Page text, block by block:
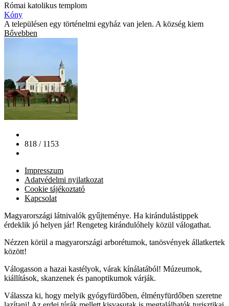
Római katolikus templom
Kóny
A településen egy történelmi egyház van jelen. A község kiem
Bővebben
818 / 1153
Impresszum
Adatvédelmi nyilatkozat
Cookie tájékoztató
Kapcsolat
Magyarországi látnivalók gyűjteménye. Ha kirándulástippek
érdeklik jó helyen jár! Rengeteg kirándulóhely közül válogathat.
Nézzen körül a magyarországi arborétumok, tanösvények állatkertek
között!
Válogasson a hazai kastélyok, várak kínálatából! Múzeumok,
kiállítások, skanzenek és panoptikumok várják.
Válassza ki, hogy melyik gyógyfürdőben, élményfürdőben szeretne